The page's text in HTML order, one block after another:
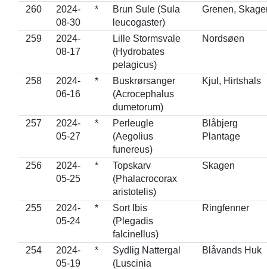
260
2024-
08-30
*
Brun Sule (Sula
leucogaster)
Grenen,
259
2024-
08-17
Lille Stormsvale
(Hydrobates
pelagicus)
Nordsøen
258
2024-
06-16
*
Buskrørsanger
(Acrocephalus
dumetorum)
Kjul, Hirtshals
257
2024-
05-27
*
Perleugle
(Aegolius
funereus)
Blåbjerg
Plantage
256
2024-
05-25
*
Topskarv
(Phalacrocorax
aristotelis)
Skagen
255
2024-
05-24
*
Sort Ibis
(Plegadis
falcinellus)
Ringfenner
254
2024-
05-19
*
Sydlig Nattergal
(Luscinia
Blåvands Huk